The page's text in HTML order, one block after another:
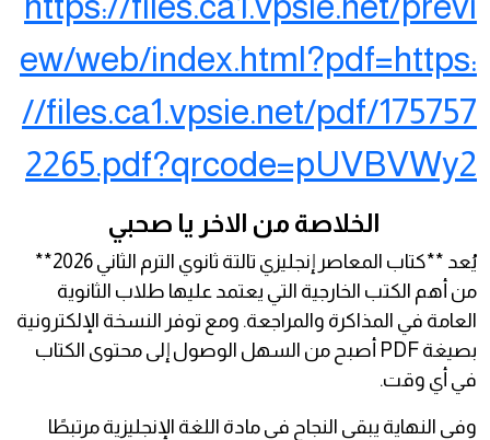
ew/web/index.html?pdf=https:
//files.ca1.vpsie.net/pdf/175757
2265.pdf?qrcode=pUVBVWy2
الخلاصة من الاخر يا صحبي
يُعد **كتاب المعاصر إنجليزي تالتة ثانوي الترم الثاني 2026**
من أهم الكتب الخارجية التي يعتمد عليها طلاب الثانوية
العامة في المذاكرة والمراجعة. ومع توفر النسخة الإلكترونية
بصيغة PDF أصبح من السهل الوصول إلى محتوى الكتاب
في أي وقت.
وفي النهاية يبقى النجاح في مادة اللغة الإنجليزية مرتبطًا